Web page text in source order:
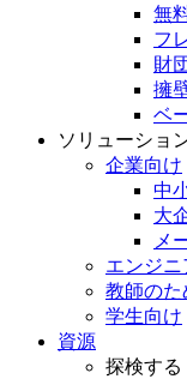
無
フ
財
擁
ベ
ソリューショ
企業向け
中
大
メ
エンジニ
教師のた
学生向け
資源
探検する